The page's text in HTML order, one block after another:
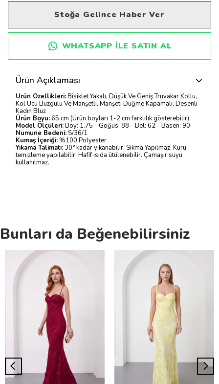
Stoğa Gelince Haber Ver
WHATSAPP ILE SATIN AL
Ürün Açıklaması
Ürün Özellikleri:Bisiklet Yakalı, Düşük Ve Geniş Truvakar Kollu,
Kol Ucu Büzgülü Ve Manşetli, Manşeti Düğme Kapamalı, Desenli
Kadın Bluz
Ürün Boyu:65 cm (Ürün boyları 1-2 cm farklılık gösterebilir)
Model Ölçüleri:Boy: 1.75 - Göğüs: 88 - Bel: 62 - Basen: 90
Numune Bedeni: S/36/1
Kumaş İçeriği: %100 Polyester
Yıkama Talimatı:30° kadar yıkanabilir. Sıkma Yapılmaz. Kuru
temizleme yapılabilir. Hafif ısıda ütülenebilir. Çamaşır suyu
kullanılmaz.
Bunları da Beğenebilirsiniz